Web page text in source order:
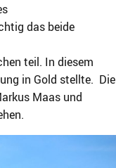
das beide
teil. In diesem
in Gold stellte. Die
Maas und